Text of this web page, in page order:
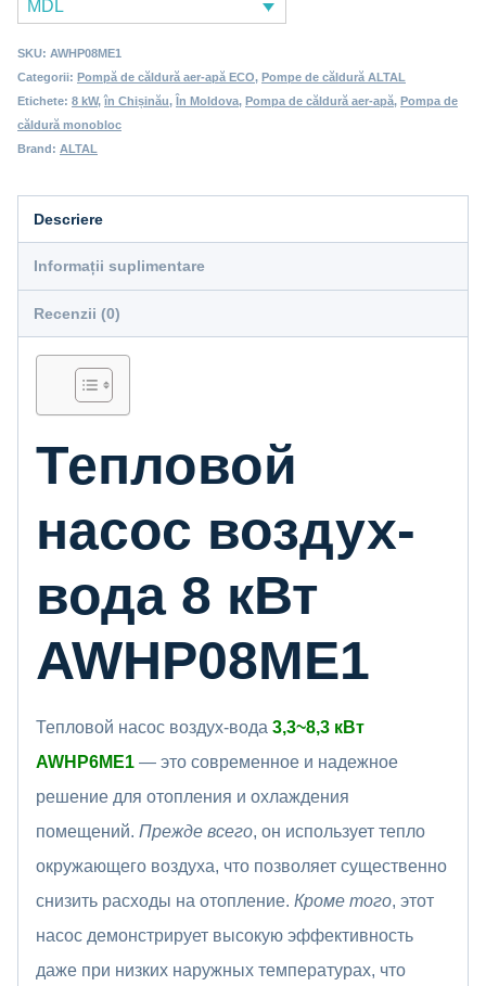
MDL
SKU: AWHP08ME1
Categorii: Pompă de căldură aer-apă ECO, Pompe de căldură ALTAL
Etichete: 8 kW,în Chișinău, În Moldova, Pompa de căldură aer-apă, Pompa de
căldură monobloc
Brand: ALTAL
Descriere
Informații suplimentare
Recenzii (0)
Тепловой
насос воздух-
вода 8 кВт
AWHP08ME1
Тепловой насос воздух-вода 3,3~8,3 кВт
AWHP6ME1 — это современное и надежное
решение для отопления и охлаждения
помещений. Прежде всего, он использует тепло
окружающего воздуха, что позволяет существенно
снизить расходы на отопление. Кроме того, этот
насос демонстрирует высокую эффективность
даже при низких наружных температурах, что